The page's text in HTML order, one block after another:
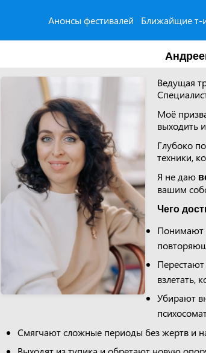
Анонсы фестивалей Ближайщие т-
Ведущая
Моё
выходить
Глубоко
техники,
Я не даю
вашим
Чего
Понимают
взлетать,
Убирают
Смягчают сложные периоды без жертв и